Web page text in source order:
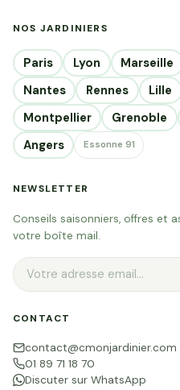
NOS JARDINIERS
Paris Lyon Marseille
Nantes
Rennes Lille
Montpellier
Grenoble
Angers
Essonne 91
NEWSLETTER
Conseils saisonniers, offres et
votre boîte mail.
CONTACT
contact@cmonjardinier.com
01 89 71 18 70
Discuter sur WhatsApp